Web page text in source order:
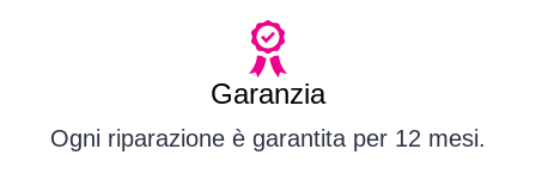
Garanzia
Ogni riparazione è garantita per 12 mesi.